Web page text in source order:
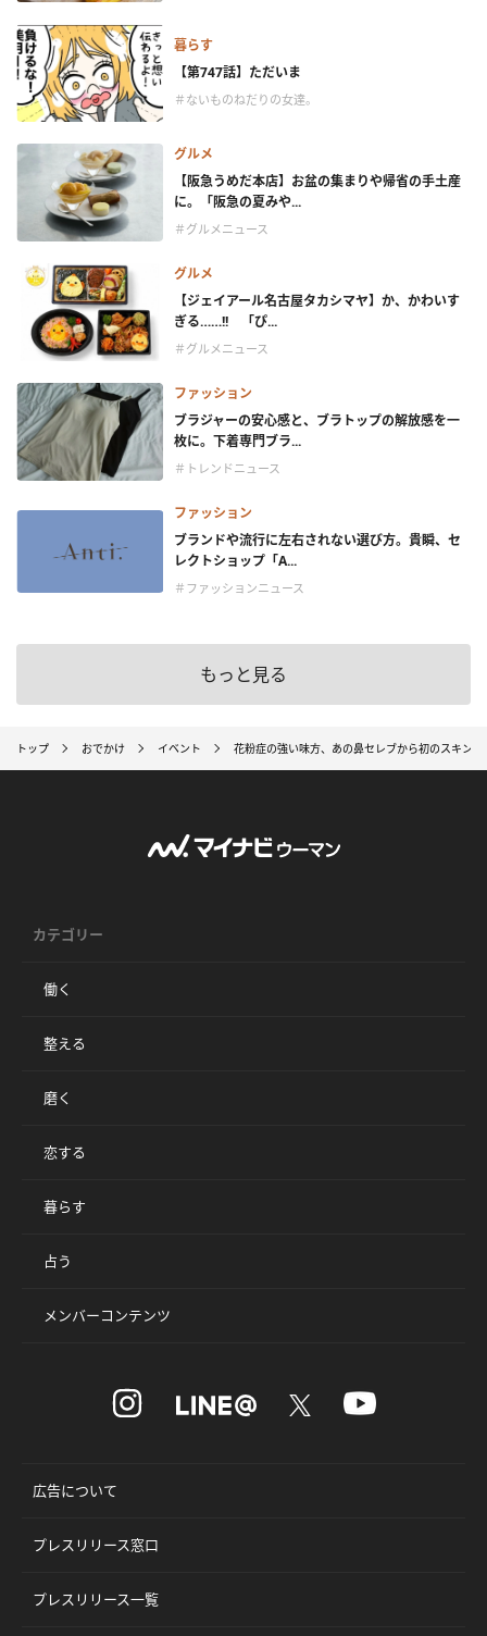
暮らす
【第747話】ただいま
＃ないものねだりの女達。
グルメ
【阪急うめだ本店】お盆の集まりや帰省の手土産
に。「阪急の夏みや...
＃グルメニュース
グルメ
【ジェイアール名古屋タカシマヤ】か、かわいす
ぎる……!! 「ぴ...
＃グルメニュース
ファッション
ブラジャーの安心感と、ブラトップの解放感を一
枚に。下着専門ブラ...
＃トレンドニュース
ファッション
ブランドや流行に左右されない選び方。貴瞬、セ
レクトショップ「A...
＃ファッションニュース
もっと見る
トップ おでかけ イベント 花粉症の強い味方、あの鼻セレブから初のスキン
カテゴリー
働く
整える
磨く
恋する
暮らす
占う
メンバーコンテンツ
広告について
プレスリリース窓口
プレスリリース一覧